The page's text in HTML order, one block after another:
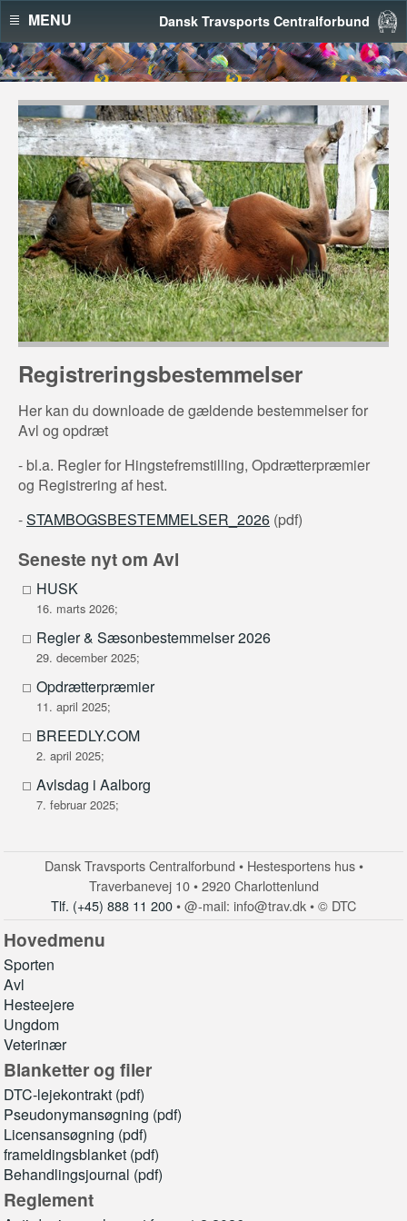
Dansk Travsports Centralforbund
MENU
Registreringsbestemmelser
Her kan du downloade de gældende bestemmelser for
Avl og opdræt
- bl.a. Regler for Hingstefremstilling, Opdrætterpræmier
og Registrering af hest.
-STAMBOGSBESTEMMELSER_2026 (pdf)
Seneste nyt om Avl
HUSK
16. marts 2026;
Regler & Sæsonbestemmelser 2026
29. december 2025;
Opdrætterpræmier
11. april 2025;
BREEDLY.COM
2. april 2025;
Avlsdag i Aalborg
7. februar 2025;
Dansk Travsports Centralforbund • Hestesportens hus •
Traverbanevej 10 • 2920 Charlottenlund
Tlf. (+45) 888 11 200• @-mail: info@trav.dk • © DTC
Hovedmenu
Sporten
Avl
Hesteejere
Ungdom
Veterinær
Blanketter og filer
DTC-lejekontrakt (pdf)
Pseudonymansøgning (pdf)
Licensansøgning (pdf)
frameldingsblanket (pdf)
Behandlingsjournal (pdf)
Reglement